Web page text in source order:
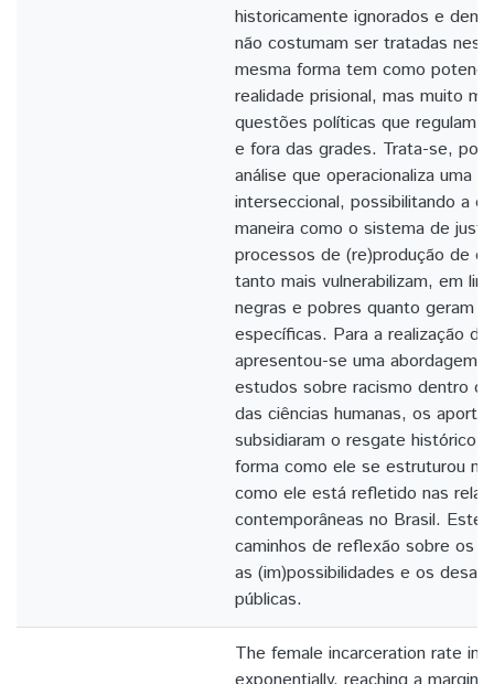
historicamente ignorados e
não costumam ser tratadas
mesma forma tem como
realidade prisional, mas muito
questões políticas que regulam
e fora das grades. Trata-se,
análise que operacionaliza uma
interseccional, possibilitando a
maneira como o sistema de
processos de (re)produção de
tanto mais vulnerabilizam, em
negras e pobres quanto geram
específicas. Para a realização
apresentou-se uma abordagem
estudos sobre racismo dentro
das ciências humanas, os
subsidiaram o resgate histórico
forma como ele se estruturou
como ele está refletido nas
contemporâneas no Brasil. Este
caminhos de reflexão sobre os
as (im)possibilidades e os
públicas.
The female incarceration rate